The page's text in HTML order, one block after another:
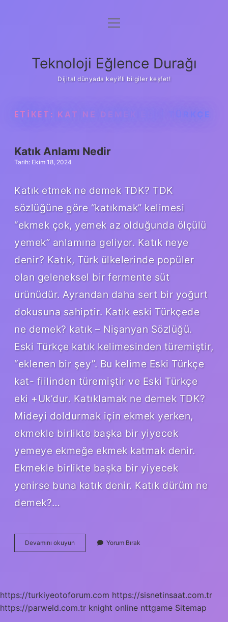
Anasayfa
Yasal Uyarı
menüyü
Teknoloji Eğlence Durağı
Dijital dünyada keyifli bilgiler keşfet!
ETIKET: KAT NE DEMEK ESKI TÜRKÇE
Katık Anlamı Nedir
Tarih: Ekim 18, 2024
Katık etmek ne demek TDK? TDK
sözlüğüne göre “katıkmak” kelimesi
“ekmek çok, yemek az olduğunda ölçülü
yemek” anlamına geliyor. Katık neye
denir? Katık, Türk ülkelerinde popüler
olan geleneksel bir fermente süt
ürünüdür. Ayrandan daha sert bir yoğurt
dokusuna sahiptir. Katık eski Türkçede
ne demek? katık – Nişanyan Sözlüğü.
Eski Türkçe katık kelimesinden türemiştir,
“eklenen bir şey”. Bu kelime Eski Türkçe
kat- fiilinden türemiştir ve Eski Türkçe
eki +Uk’dur. Katıklamak ne demek TDK?
Mideyi doldurmak için ekmek yerken,
ekmekle birlikte başka bir yiyecek
yemeye ekmeğe ekmek katmak denir.
Ekmekle birlikte başka bir yiyecek
yenirse buna katık denir. Katık dürüm ne
demek?…
Devamını okuyun
Anlamı
Yorum Bırak
https://turkiyeotoforum.com https://sisnetinsaat.com.tr
https://parweld.com.tr knight online nttgame Sitemap